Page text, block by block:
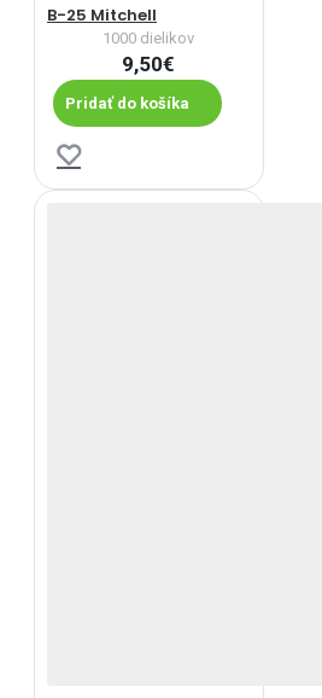
B-25 Mitchell
1000 dielikov
9,50€
Pridať do košíka